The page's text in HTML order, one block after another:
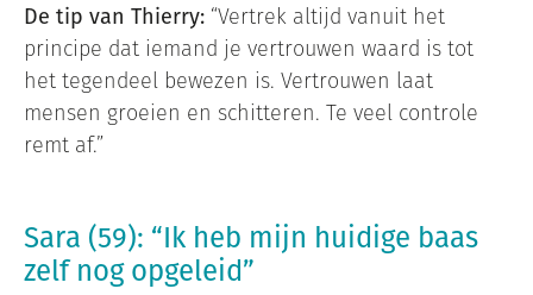
De tip van Thierry: “Vertrek altijd vanuit het
principe dat iemand je vertrouwen waard is tot
het tegendeel bewezen is. Vertrouwen laat
mensen groeien en schitteren. Te veel controle
remt af.”
Sara (59): “Ik heb mijn huidige baas
zelf nog opgeleid”